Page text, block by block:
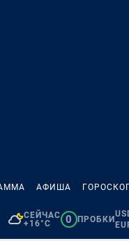
АФИША
СЕЙЧАС
+16°C
0 ПРОБКИ